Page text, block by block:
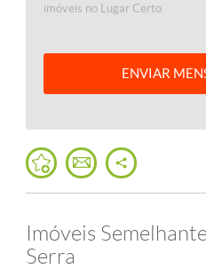
imóveis no Lugar Certo.
ENVIAR
Imóveis
Serra